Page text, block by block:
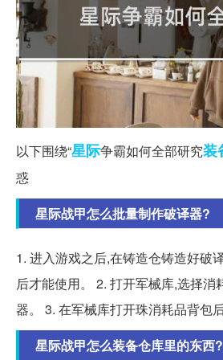
以下围绕“星际争霸如何全部研究装
惑
星际战甲怎么批量制作破译器?
1. 进入游戏之后,在铸造仓铸造好破
后才能使用。 2. 打开军械库,选择消
器。 3. 在军械库打开珠消耗品背包后
星际战甲怎么装备仓库里的东西?